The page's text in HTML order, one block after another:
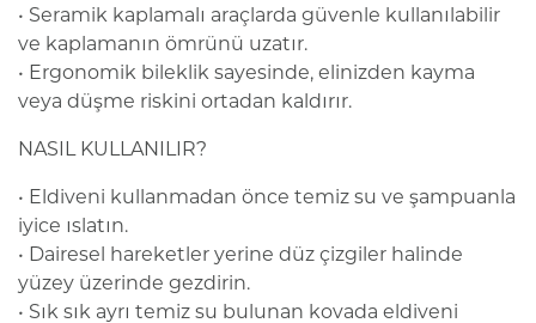
• Seramik kaplamalı araçlarda güvenle kullanılabilir
ve kaplamanın ömrünü uzatır.
• Ergonomik bileklik sayesinde, elinizden kayma
veya düşme riskini ortadan kaldırır.
NASIL KULLANILIR?
• Eldiveni kullanmadan önce temiz su ve şampuanla
iyice ıslatın.
• Dairesel hareketler yerine düz çizgiler halinde
yüzey üzerinde gezdirin.
• Sık sık ayrı temiz su bulunan kovada eldiveni